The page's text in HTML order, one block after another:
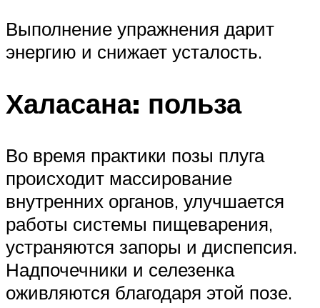
Выполнение упражнения дарит
энергию и снижает усталость.
Халасана: польза
Во время практики позы плуга
происходит массирование
внутренних органов, улучшается
работы системы пищеварения,
устраняются запоры и диспепсия.
Надпочечники и селезенка
оживляются благодаря этой позе.